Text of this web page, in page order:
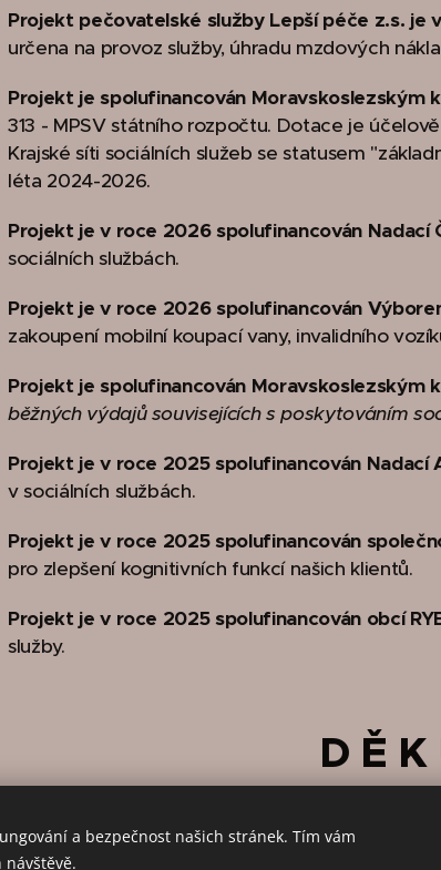
Projekt pečovatelské služby Lepší péče z.s. je
určena na provoz služby, úhradu mzdových
Projekt je spolufinancován Moravskoslezským
313 - MPSV státního rozpočtu. Dotace je
Krajské síti sociálních služeb se statusem
léta 2024-2026.
Projekt je v roce 2026 spolufinancován Nadací
sociálních službách.
Projekt je v roce 2026 spolufinancován
zakoupení mobilní koupací vany, invalidního
Projekt je spolufinancován Moravskoslezským
běžných výdajů souvisejících s poskytováním
Projekt je v roce 2025 spolufinancován Nadací
v sociálních službách.
Projekt je v roce 2025 spolufinancován
pro zlepšení kognitivních funkcí našich klientů.
Projekt je v roce 2025 spolufinancován obcí
služby.
D Ě
a bezpečnost našich stránek. Tím vám